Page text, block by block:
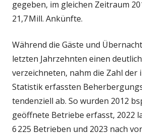
gegeben, im gleichen Zeitraum
21,7 Mill. Ankünfte.
Während die Gäste und
letzten Jahrzehnten einen
verzeichneten, nahm die Zahl der
Statistik erfassten
tendenziell ab. So wurden 2012
geöffnete Betriebe erfasst, 2022
6 225 Betrieben und 2023 nach